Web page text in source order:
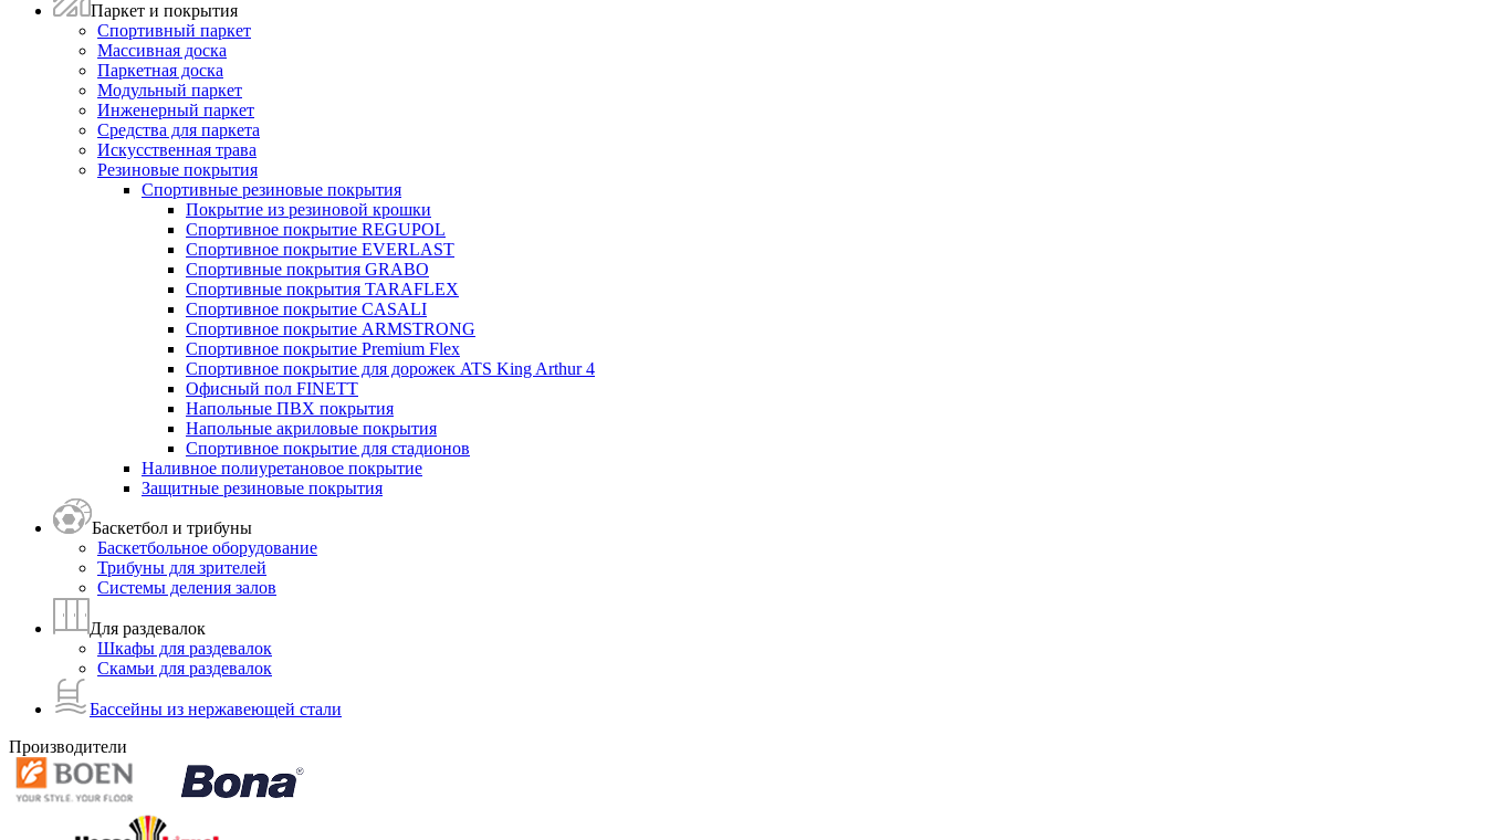
Паркет и покрытия
Спортивный паркет
Массивная доска
Паркетная доска
Модульный паркет
Инженерный паркет
Средства для паркета
Искусственная трава
Резиновые покрытия
Спортивные резиновые покрытия
Покрытие из резиновой крошки
Спортивное покрытие REGUPOL
Спортивное покрытие EVERLAST
Спортивные покрытия GRABO
Спортивные покрытия TARAFLEX
Спортивное покрытие CASALI
Спортивное покрытие ARMSTRONG
Спортивное покрытие Premium Flex
Спортивное покрытие для дорожек ATS King Arthur 4
Офисный пол FINETT
Напольные ПВХ покрытия
Напольные акриловые покрытия
Спортивное покрытие для стадионов
Наливное полиуретановое покрытие
Защитные резиновые покрытия
Баскетбол и трибуны
Баскетбольное оборудование
Трибуны для зрителей
Системы деления залов
Для раздевалок
Шкафы для раздевалок
Скамьи для раздевалок
Бассейны из нержавеющей стали
Производители